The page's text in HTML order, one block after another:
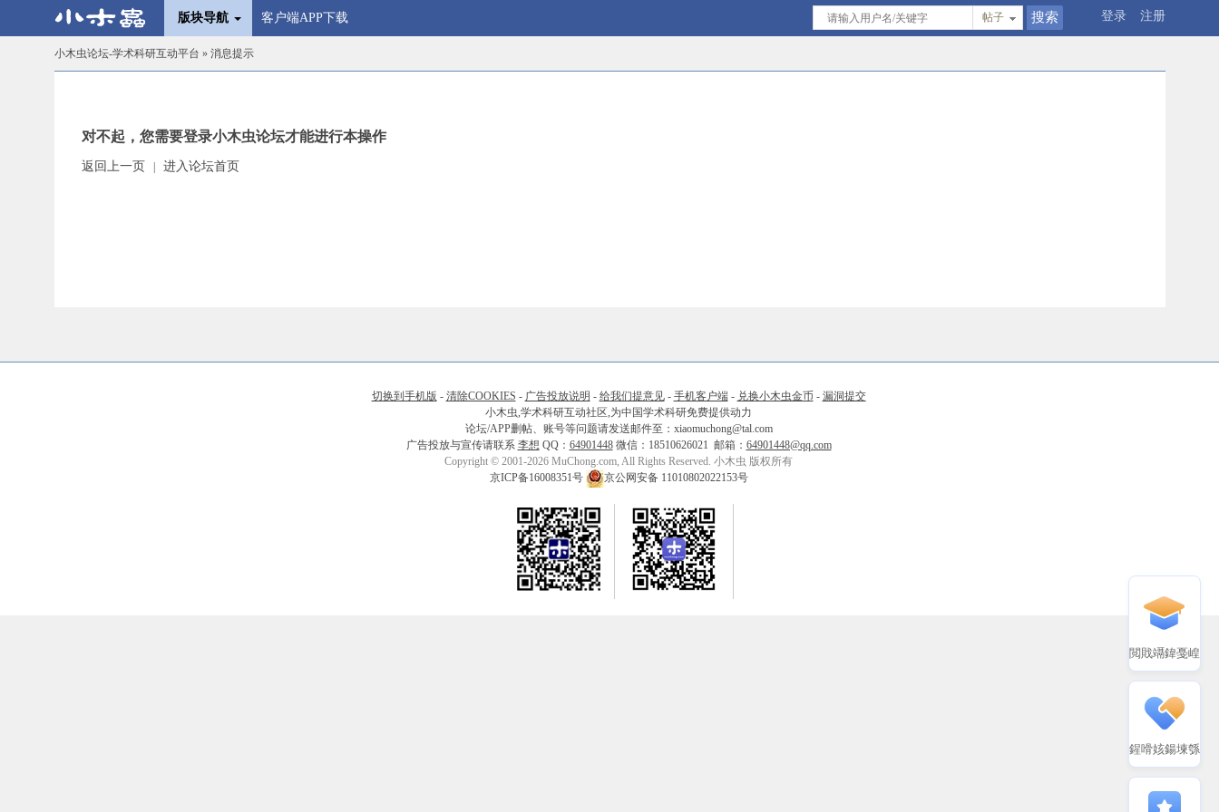
版块导航 客户端APP下载 登录 注册
帖子
小木虫论坛-学术科研互动平台 » 消息提示
对不起，您需要登录小木虫论坛才能进行本操作
返回上一页 进入论坛首页
切换到手机版 - 清除COOKIES - 广告投放说明 - 给我们提意见- 手机客户端- 兑换小木虫金币 - 漏洞提交
小木虫,学术科研互动社区,为中国学术科研免费提供动力
论坛/APP删帖、账号等问题请发送邮件至：xiaomuchong@tal.com
广告投放与宣传请联系 李想 QQ： 64901448微信：18510626021 邮箱： 64901448@qq.com
Copyright © 2001-2026 MuChong.com, All Rights Reserved. 小木虫 版权所有
京ICP备16008351号
京公网安备 11010802022153号
閲戝竵鍏戞崲
鍟嗗姟鍚堜綔